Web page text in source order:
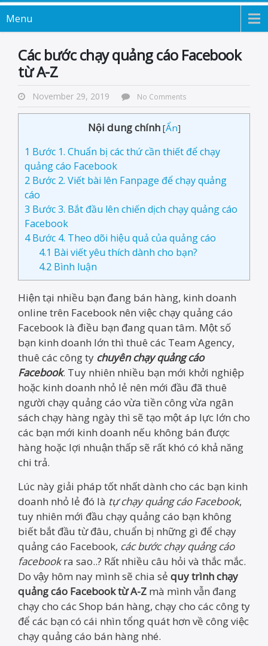
Menu
Các bước chạy quảng cáo Facebook
từ A-Z
November 29, 2019 No Comments
Nội dung chính [Ẩn]
1 Bước 1. Chuẩn bị các thứ cần thiết để chạy
quảng cáo Facebook
2 Bước 2. Viết bài lên Fanpage để chạy quảng
cáo
3 Bước 3. Bắt đầu lên chiến dịch chạy quảng cáo
Facebook
4Bước 4. Theo dõi hiệu quả của quảng cáo
4.1 Bài viết yêu thích dành cho bạn?
4.2 Bình luận
Hiện tại nhiều bạn đang bán hàng, kinh doanh
online trên Facebook nên việc chạy quảng cáo
Facebook là điều bạn đang quan tâm. Một số
bạn kinh doanh lớn thì thuê các Team Agency,
thuê các công ty chuyên chạy quảng cáo
Facebook. Tuy nhiên nhiều bạn mới khởi nghiệp
hoặc kinh doanh nhỏ lẻ nên mới đầu đã thuê
người chạy quảng cáo vừa tiền công vừa ngân
sách chạy hàng ngày thì sẽ tạo một áp lực lớn cho
các bạn mới kinh doanh nếu không bán được
hàng hoặc lợi nhuận thấp sẽ rất khó có khả năng
chi trả.
Lúc này giải pháp tốt nhất dành cho các bạn kinh
doanh nhỏ lẻ đó là tự chạy quảng cáo Facebook,
tuy nhiên mới đầu chạy quảng cáo bạn không
biết bắt đầu từ đâu, chuẩn bị những gì để chạy
quảng cáo Facebook, các bước chạy quảng cáo
facebookra sao..? Rất nhiều câu hỏi và thắc mắc.
Do vậy hôm nay mình sẽ chia sẻ quy trình chạy
quảng cáo Facebook từ A-Z mà mình vẫn đang
chạy cho các Shop bán hàng, chạy cho các công ty
để các bạn có cái nhìn tổng quát hơn về công việc
chạy quảng cáo bán hàng nhé.